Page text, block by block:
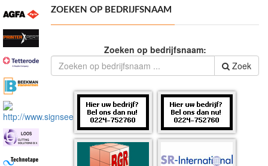
ZOEKEN OP BEDRIJFSNAAM
Zoeken op bedrijfsnaam:
Zoek